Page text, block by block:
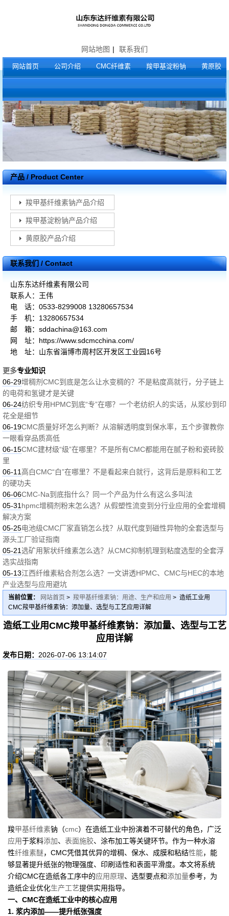
网站地图 | 联系我们
网站首页 公司介绍 CMC纤维素 羧甲基淀粉钠 黄原胶
产品 / Product Center
羧甲基纤维素钠产品介绍
羧甲基淀粉钠产品介绍
黄原胶产品介绍
联系我们 / Contact
山东东达纤维素有限公司
联系人：王伟
电 话：0533-8299008 13280657534
手 机：13280657534
邮 箱：sddachina@163.com
网 址：https://www.sdcmcchina.com/
地 址：山东省淄博市周村区开发区工业园16号
更多专业知识
06-29增稠剂CMC到底是怎么让水变稠的？不是粘度高就行，分子链上
的电荷和氢键才是关键
06-24纺织专用HPMC到底“专”在哪？一个老纺织人的实话，从浆纱到印
花全是细节
06-19CMC质量好坏怎么判断？从溶解透明度到保水率，五个步骤教你
一眼看穿品质高低
06-15CMC建材级“级”在哪里？不是所有CMC都能用在腻子粉和瓷砖胶
里
06-11高白CMC“白”在哪里？不是看起来白就行，这背后是原料和工艺
的硬功夫
06-06CMC-Na到底指什么？同一个产品为什么有这么多叫法
05-31 hpmc增稠剂粉末怎么选？从假塑性流变到分行业应用的全套增稠
解决方案
05-25电池级CMC厂家直销怎么找？从取代度到磁性异物的全套选型与
源头工厂验证指南
05-21选矿用絮状纤维素怎么选？从CMC抑制机理到粘度选型的全套浮
选实战指南
05-13江西纤维素粘合剂怎么选？一文讲透HPMC、CMC与HEC的本地
产业选型与应用避坑
当前位置： 网站首页 > 羧甲基纤维素钠：用途、生产和应用 > 造纸工业用
CMC羧甲基纤维素钠：添加量、选型与工艺应用详解
造纸工业用CMC羧甲基纤维素钠：添加量、选型与工艺
应用详解
发布日期： 2026-07-06 13:14:07
羧甲基纤维素钠（cmc）在造纸工业中扮演着不可替代的角色，广泛
应用于浆料添加、 表面施胶、涂布加工等关键环节。作为一种水溶
性纤维素醚，CMC凭借其优异的增稠、保水、成膜和粘结性能，能
够显著提升纸张的物理强度、印刷适性和表面平滑度。本文将系统
介绍CMC在造纸各工序中的应用原理、选型要点和添加量参考，为
造纸企业优化生产工艺提供实用指导。
一、CMC在造纸工业中的核心应用
1. 浆内添加——提升纸张强度